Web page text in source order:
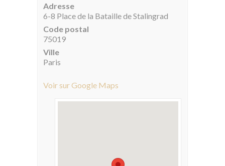
Adresse
6-8 Place de la Bataille de Stalingrad
Code postal
75019
Ville
Paris
Voir sur Google Maps